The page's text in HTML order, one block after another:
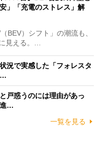
」「充電のストレス」解
BEV）シフト」の潮流も、
見える。…
況で実感した「フォレスタ
…
戸惑うのには理由があっ
…
一覧を見る